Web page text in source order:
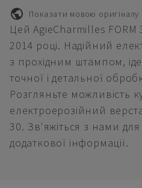
Показати мовою оригіналу
Цей AgieCharmilles
2014 році. Надійний
з прохідним штампом,
точної і детальної
Розгляньте можливість
електроерозійний
30. Зв'яжіться з нами
додаткової інформації.